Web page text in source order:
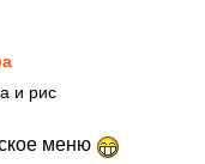
и рис
меню